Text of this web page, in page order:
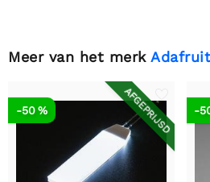
Meer van het merk Adafruit
AFGEPRIJSD
-50 % -